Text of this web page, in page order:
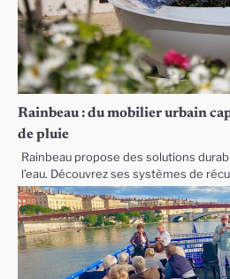
Rainbeau : du mobilier urbain
de pluie
Rainbeau propose des solutions
l’eau. Découvrez ses systèmes de